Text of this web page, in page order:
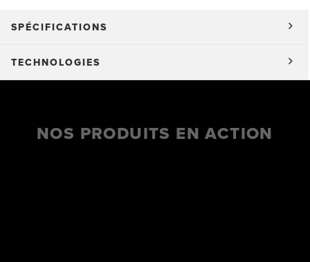
SPÉCIFICATIONS
TECHNOLOGIES
NOS PRODUITS EN ACTION